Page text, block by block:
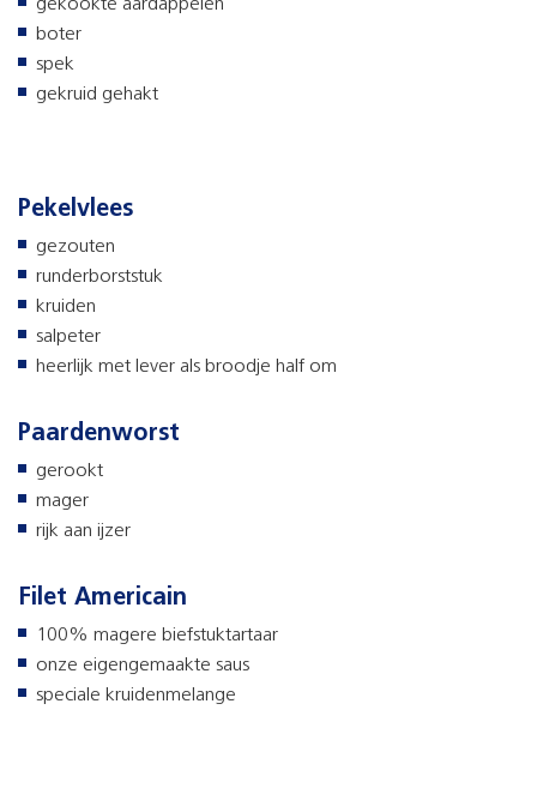
gekookte aardappelen
boter
spek
gekruid gehakt
Pekelvlees
gezouten
runderborststuk
kruiden
salpeter
heerlijk met lever als broodje half om
Paardenworst
gerookt
mager
rijk aan ijzer
Filet Americain
100% magere biefstuktartaar
onze eigengemaakte saus
speciale kruidenmelange